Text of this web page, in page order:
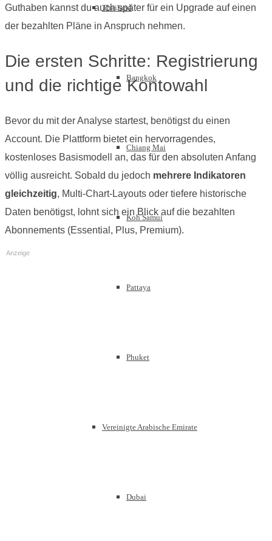
Thailand
Bangkok
Chiang Mai
Koh Samui
Pattaya
Phuket
Vereinigte Arabische Emirate
Dubai
Guthaben kannst du auch später für ein Upgrade auf einen
der bezahlten Pläne in Anspruch nehmen.
Die ersten Schritte: Registrierung
und die richtige Kontowahl
Bevor du mit der Analyse startest, benötigst du einen
Account. Die Plattform bietet ein hervorragendes,
kostenloses Basismodell an, das für den absoluten Anfang
völlig ausreicht. Sobald du jedoch mehrere Indikatoren
gleichzeitig, Multi-Chart-Layouts oder tiefere historische
Daten benötigst, lohnt sich ein Blick auf die bezahlten
Abonnements (Essential, Plus, Premium).
Anzeige